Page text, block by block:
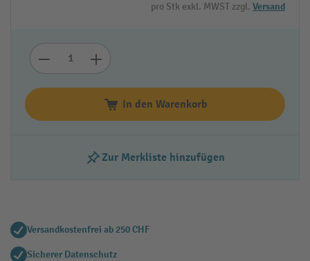
pro Stk exkl. MWST zzgl. Versand
In den Warenkorb
Zur Merkliste hinzufügen
Versandkostenfrei ab 250 CHF
Sicherer Datenschutz